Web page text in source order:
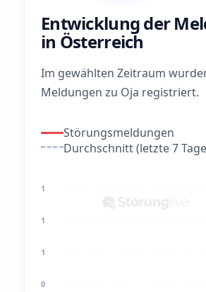
Entwicklung der
in Österreich
Im gewählten Zeitraum
Meldungen zu Oja registriert.
Störungsmeldungen
Durchschnitt (letzte 7
1
1
1
0